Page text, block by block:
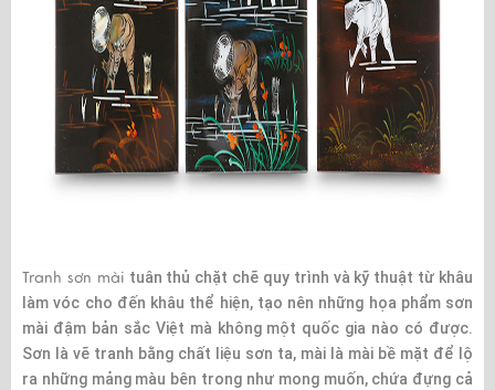
Tranh sơn mài tuân thủ chặt chẽ quy trình và kỹ thuật từ khâu
làm vóc cho đến khâu thể hiện, tạo nên những họa phẩm sơn
mài đậm bản sắc Việt mà không một quốc gia nào có được.
Sơn là vẽ tranh bằng chất liệu sơn ta, mài là mài bề mặt để lộ
ra những mảng màu bên trong như mong muốn, chứa đựng cả